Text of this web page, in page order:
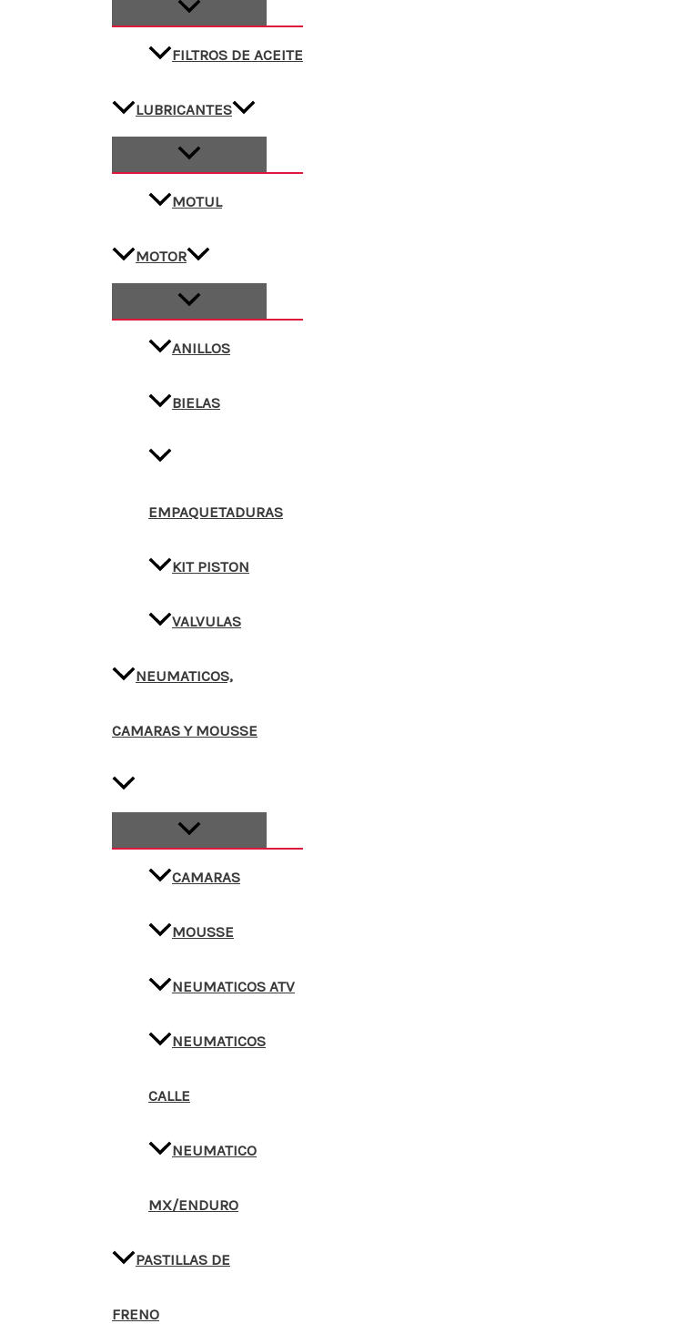
FILTROS DE ACEITE
LUBRICANTES
MOTUL
MOTOR
ANILLOS
BIELAS
EMPAQUETADURAS
KIT PISTON
VALVULAS
NEUMATICOS,
CAMARAS Y MOUSSE
CAMARAS
MOUSSE
NEUMATICOS ATV
NEUMATICOS
CALLE
NEUMATICO
MX/ENDURO
PASTILLAS DE
FRENO